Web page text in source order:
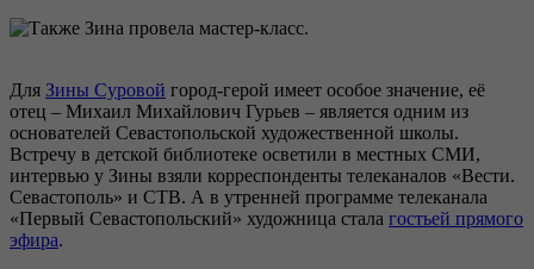
Для Зины Суровой город-герой имеет особое значение, её
отец – Михаил Михайлович Гурьев – является одним из
основателей Севастопольской художественной школы.
Встречу в детской библиотеке осветили в местных СМИ,
интервью у Зины взяли корреспонденты телеканалов «Вести.
Севастополь» и СТВ. А в утренней программе телеканала
«‎Первый Севастопольский» художница стала гостьей прямого
эфира.